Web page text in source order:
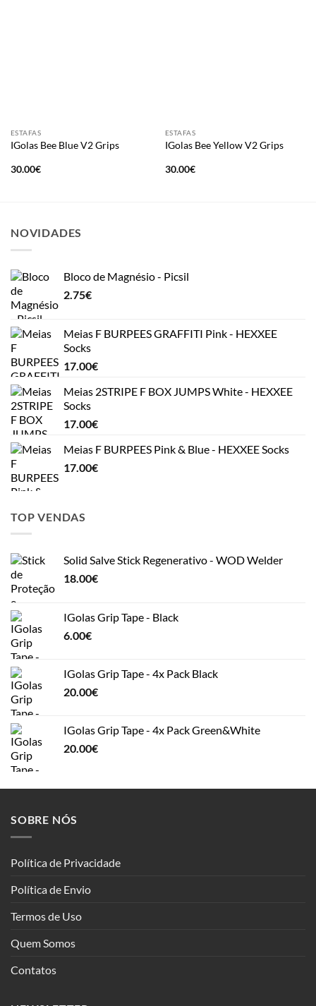
ESTAFAS
IGolas Bee Blue V2 Grips
30.00€
ESTAFAS
IGolas Bee Yellow V2 Grips
30.00€
NOVIDADES
Bloco de Magnésio - Picsil
2.75€
Meias F BURPEES GRAFFITI Pink - HEXXEE
Socks
17.00€
Meias 2STRIPE F BOX JUMPS White - HEXXEE
Socks
17.00€
Meias F BURPEES Pink & Blue - HEXXEE Socks
17.00€
TOP VENDAS
Solid Salve Stick Regenerativo - WOD Welder
18.00€
IGolas Grip Tape - Black
6.00€
IGolas Grip Tape - 4x Pack Black
20.00€
IGolas Grip Tape - 4x Pack Green&White
20.00€
SOBRE NÓS
Política de Privacidade
Política de Envio
Termos de Uso
Quem Somos
Contatos